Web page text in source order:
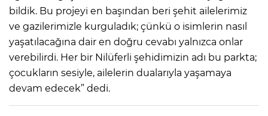
bildik. Bu projeyi en başından beri şehit ailelerimiz
ve gazilerimizle kurguladık; çünkü o isimlerin nasıl
yaşatılacağına dair en doğru cevabı yalnızca onlar
verebilirdi. Her bir Nilüferli şehidimizin adı bu parkta;
çocukların sesiyle, ailelerin dualarıyla yaşamaya
devam edecek” dedi.